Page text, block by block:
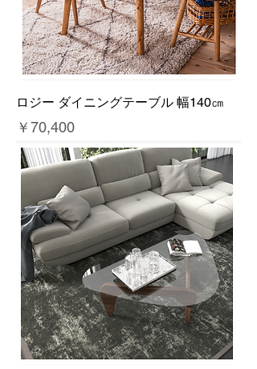
ロジー ダイニングテーブル 幅140㎝
価格
￥70,400